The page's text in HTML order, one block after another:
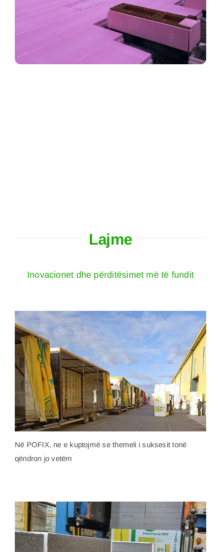
Lajme
Inovacionet dhe përditësimet më të fundit
Në POFIX, ne e kuptojmë se themeli i suksesit tonë
qëndron jo vetëm